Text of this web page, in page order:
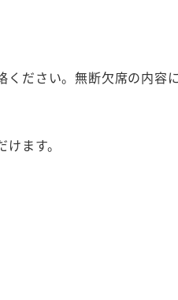
ださい。無断欠席の内容
ます。